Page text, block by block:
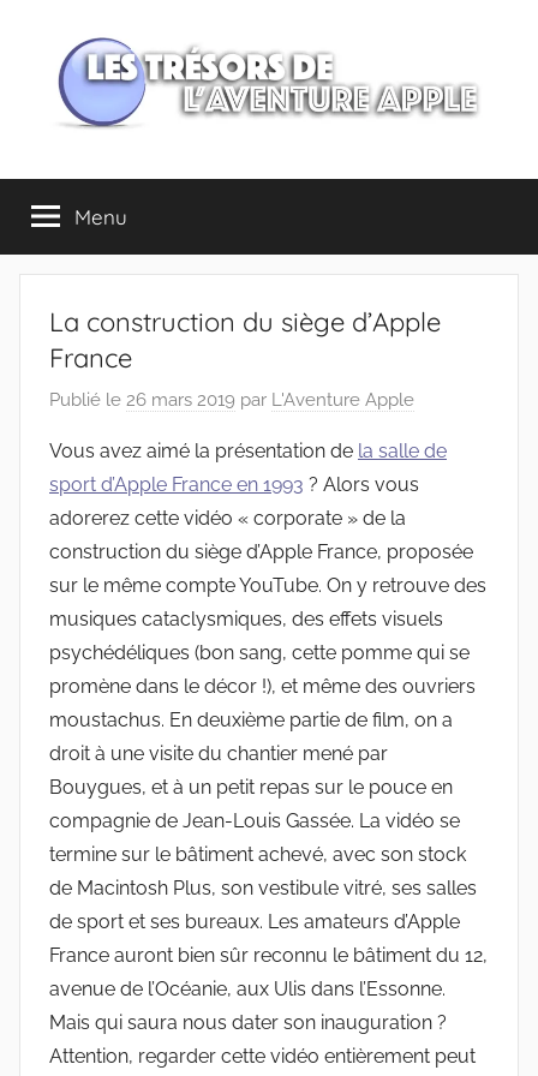
contenu
Les
trésors
de
l'Aventure
Apple
Menu
La construction du siège d’Apple
France
Publié le 26 mars 2019 par L'Aventure Apple
Vous avez aimé la présentation de la salle de
sport d’Apple France en 1993 ? Alors vous
adorerez cette vidéo « corporate » de la
construction du siège d’Apple France, proposée
sur le même compte YouTube. On y retrouve des
musiques cataclysmiques, des effets visuels
psychédéliques (bon sang, cette pomme qui se
promène dans le décor !), et même des ouvriers
moustachus. En deuxième partie de film, on a
droit à une visite du chantier mené par
Bouygues, et à un petit repas sur le pouce en
compagnie de Jean-Louis Gassée. La vidéo se
termine sur le bâtiment achevé, avec son stock
de Macintosh Plus, son vestibule vitré, ses salles
de sport et ses bureaux. Les amateurs d’Apple
France auront bien sûr reconnu le bâtiment du 12,
avenue de l’Océanie, aux Ulis dans l’Essonne.
Mais qui saura nous dater son inauguration ?
Attention, regarder cette vidéo entièrement peut